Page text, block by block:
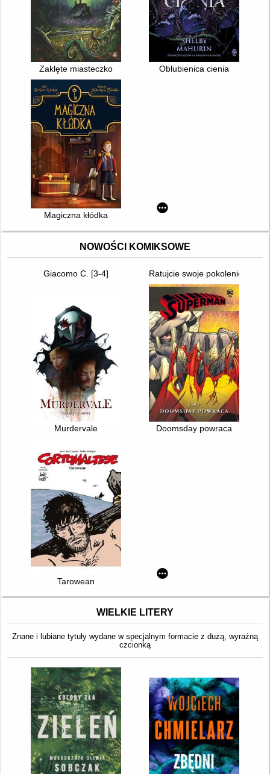
Zaklęte miasteczko Oblubienica cienia
Magiczna kłódka
NOWOŚCI KOMIKSOWE
Giacomo C. [3-4] Ratujcie swoje pokolenie
Murdervale Doomsday powraca
Tarowean
WIELKIE LITERY
Znane i lubiane tytuły wydane w specjalnym formacie z dużą, wyraźną
czcionką